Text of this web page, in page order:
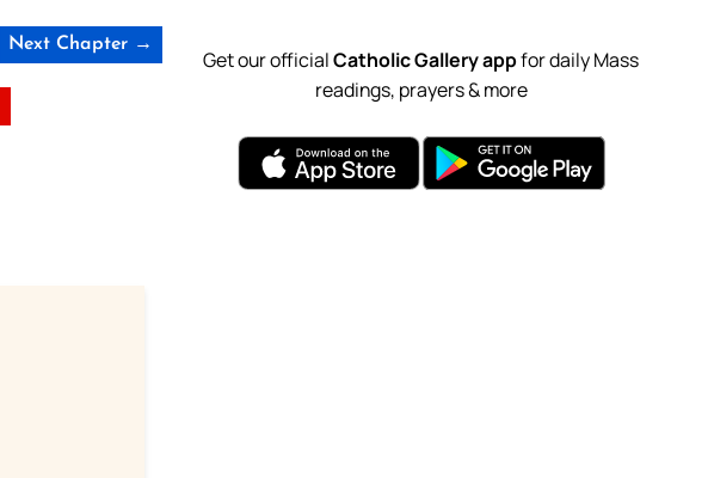
Next Chapter →
Get our officialCatholic Gallery appfor daily Mass
readings, prayers & more